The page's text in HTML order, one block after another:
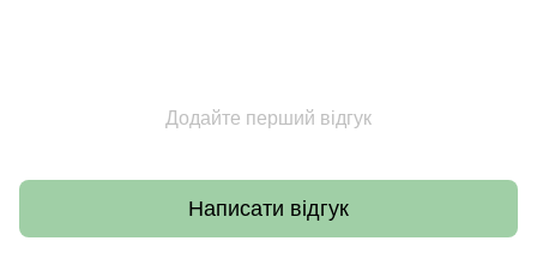
Додайте перший відгук
Написати відгук